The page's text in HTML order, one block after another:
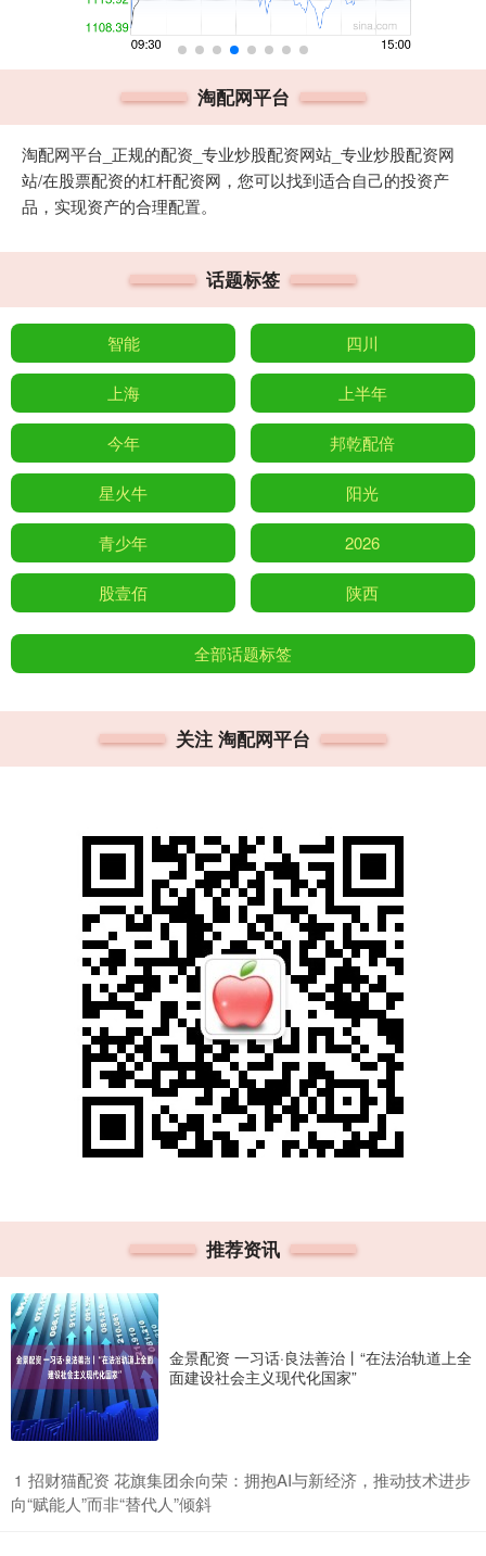
淘配网平台
淘配网平台_正规的配资_专业炒股配资网站_专业炒股配资网
站/在股票配资的杠杆配资网，您可以找到适合自己的投资产
品，实现资产的合理配置。
话题标签
智能 四川
上海 上半年
今年 邦乾配倍
星火牛 阳光
青少年 2026
股壹佰 陕西
全部话题标签
关注 淘配网平台
推荐资讯
金景配资 一习话·良法善治丨“在法治轨道上全
面建设社会主义现代化国家”
1 ​招财猫配资 花旗集团余向荣：拥抱AI与新经济，推动技术进步
向“赋能人”而非“替代人”倾斜